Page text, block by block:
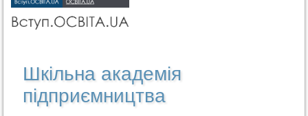
Шкільна академія
підприємництва